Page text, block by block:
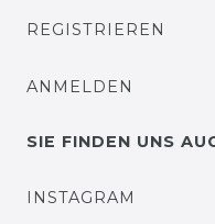
REGISTRIEREN
ANMELDEN
SIE FINDEN UNS
INSTAGRAM